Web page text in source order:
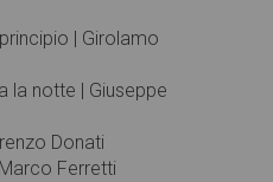
| Girolamo
la notte | Giuseppe
Donati
Ferretti